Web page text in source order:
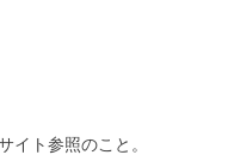
イト参照のこと。